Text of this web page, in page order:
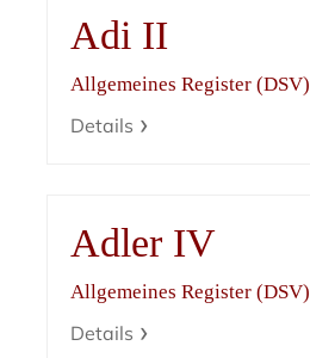
Adi II
Allgemeines Register (DSV)
Details
Adler IV
Allgemeines Register (DSV)
Details